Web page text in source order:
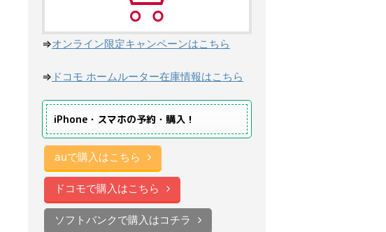
⇒オンライン限定キャンペーンはこちら
⇒ ドコモ ホームルーター在庫情報はこちら
iPhone・スマホの予約・購入！
auで購入はこちら
ドコモで購入はこちら
ソフトバンクで購入はコチラ